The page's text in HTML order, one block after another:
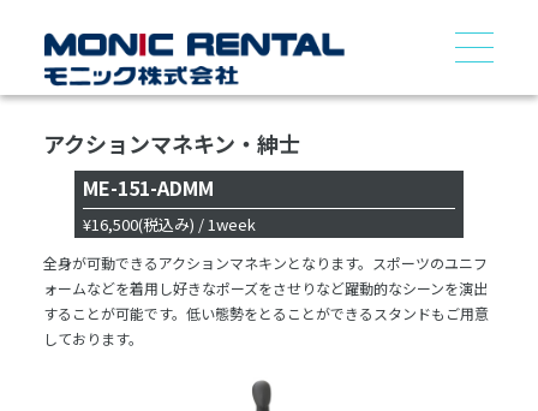
アクションマネキン・紳士
ME-151-ADMM
¥16,500(税込み) / 1week
全身が可動できるアクションマネキンとなります。スポーツのユニフ
ォームなどを着用し好きなポーズをさせりなど躍動的なシーンを演出
することが可能です。低い態勢をとることができるスタンドもご用意
しております。